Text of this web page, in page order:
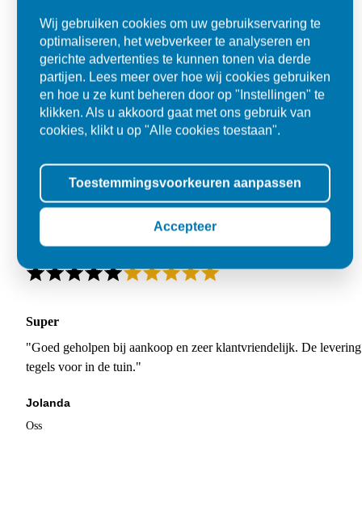
Super
"Goed geholpen bij aankoop en zeer klantvriendelijk. De
tegels voor in de tuin."
Jolanda
Oss
Wij gebruiken cookies om uw gebruikservaring te
optimaliseren, het webverkeer te analyseren en
gerichte advertenties te kunnen tonen via derde
partijen. Lees meer over hoe wij cookies gebruiken
en hoe u ze kunt beheren door op "Instellingen" te
klikken. Als u akkoord gaat met ons gebruik van
cookies, klikt u op "Alle cookies toestaan".
Toestemmingsvoorkeuren aanpassen
Accepteer